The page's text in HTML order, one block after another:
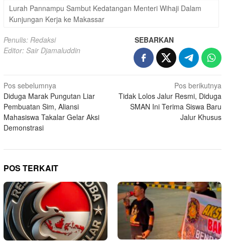
Lurah Pannampu Sambut Kedatangan Menteri Wihaji Dalam
Kunjungan Kerja ke Makassar
Penulis: Redaksi
Editor: Sair Djamaluddin
SEBARKAN
Navigasi
pos
Pos sebelumnya
Diduga Marak Pungutan Liar
Pembuatan Sim, Aliansi
Mahasiswa Takalar Gelar Aksi
Demonstrasi
Pos berikutnya
Tidak Lolos Jalur Resmi, Diduga
SMAN Ini Terima Siswa Baru
Jalur Khusus
POS TERKAIT